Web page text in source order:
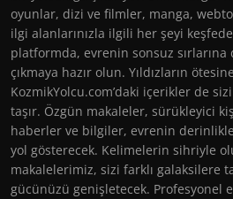
oyunlar, dizi ve filmler, manga,
ilgi alanlarınızla ilgili her şeyi
platformda, evrenin sonsuz
çıkmaya hazır olun. Yıldızların
KozmikYolcu.com’daki içerikler de
taşır. Özgün makaleler, sürükleyici
haberler ve bilgiler, evrenin
yol gösterecek. Kelimelerin sihriyle
makalelerimiz, sizi farklı galaksilere
gücünüzü genişletecek. Profesyonel